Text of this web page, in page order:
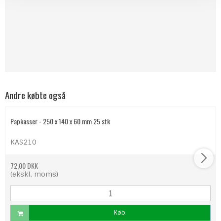
Andre købte også
Papkasser - 250 x 140 x 60 mm 25 stk
KAS210
72,00 DKK
(ekskl. moms)
Køb